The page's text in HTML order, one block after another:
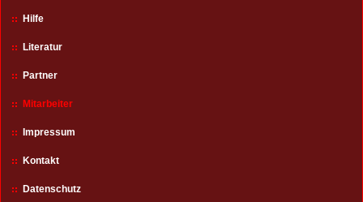
Hilfe
Literatur
Partner
Mitarbeiter
Impressum
Kontakt
Datenschutz